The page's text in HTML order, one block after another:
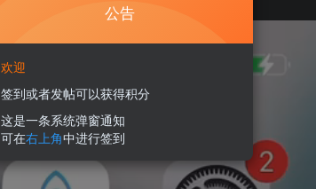
公告
欢迎
签到或者发帖可以获得积分
这是一条系统弹窗通知
可在右上角中进行签到